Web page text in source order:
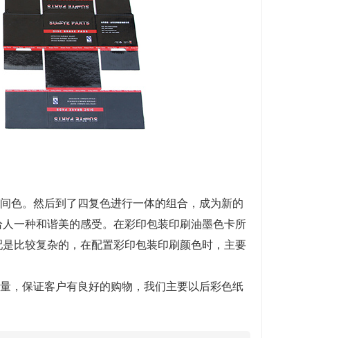
。然后到了四复色进行一体的组合，成为新的
一种和谐美的感受。在彩印包装印刷油墨色卡所
比较复杂的，在配置彩印包装印刷颜色时，主要
保证客户有良好的购物，我们主要以后彩色纸